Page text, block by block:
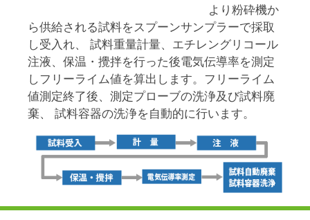
より粉砕機か
ら供給される試料をスプーンサンプラーで採取
し受入れ、 試料重量計量、エチレングリコール
注液、保温・攪拌を行った後電気伝導率を測定
しフリーライム値を算出します。フリーライム
値測定終了後、測定プローブの洗浄及び試料廃
棄、 試料容器の洗浄を自動的に行います。